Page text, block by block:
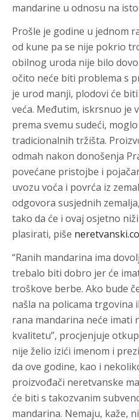
mandarine u odnosu na
Prošle je godine u jednom
od kune pa se nije pokrio
obilnog uroda nije bilo
očito neće biti problema s
je urod manji, plodovi će
veća. Međutim, iskrsnuo je
prema svemu sudeći,
tradicionalnih tržišta.
odmah nakon donošenja
povećane pristojbe i
uvozu voća i povrća iz
odgovora susjednih
tako da će i ovaj osjetno
plasirati, piše
“Ranih mandarina ima
trebalo biti dobro jer će
troškove berbe. Ako bude
našla na policama trgovina
rana mandarina neće imati
kvalitetu”, procjenjuje
nije želio izići imenom i
da ove godine, kao i
proizvođači neretvanske
će biti s takozvanim
mandarina. Nemaju, kaže,